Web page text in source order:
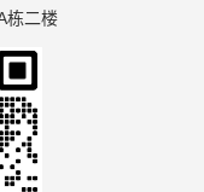
栋二楼